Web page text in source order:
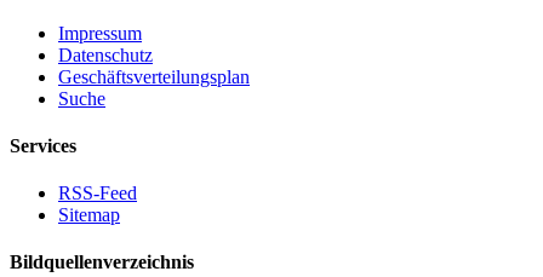
Impressum
Datenschutz
Geschäftsverteilungsplan
Suche
Services
RSS-Feed
Sitemap
Bildquellenverzeichnis